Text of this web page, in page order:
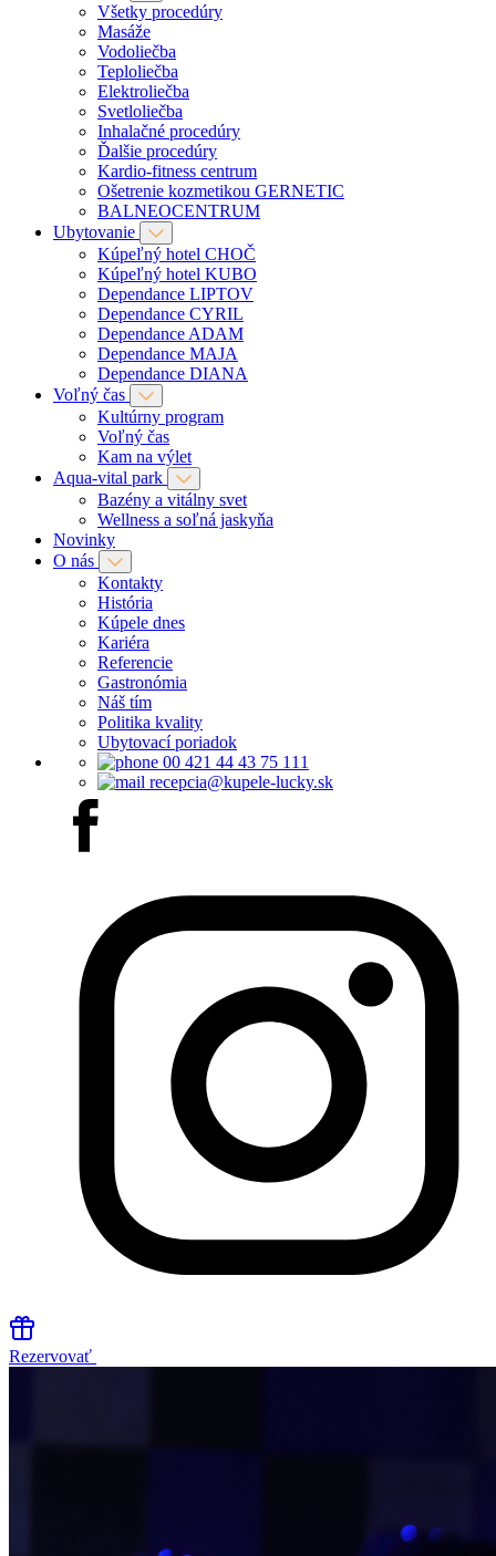
Všetky procedúry
Masáže
Vodoliečba
Teploliečba
Elektroliečba
Svetloliečba
Inhalačné procedúry
Ďalšie procedúry
Kardio-fitness centrum
Ošetrenie kozmetikou GERNETIC
BALNEOCENTRUM
Ubytovanie
Kúpeľný hotel CHOČ
Kúpeľný hotel KUBO
Dependance LIPTOV
Dependance CYRIL
Dependance ADAM
Dependance MAJA
Dependance DIANA
Voľný čas
Kultúrny program
Voľný čas
Kam na výlet
Aqua-vital park
Bazény a vitálny svet
Wellness a soľná jaskyňa
Novinky
O nás
Kontakty
História
Kúpele dnes
Kariéra
Referencie
Gastronómia
Náš tím
Politika kvality
Ubytovací poriadok
00 421 44 43 75 111
recepcia@kupele-lucky.sk
Rezervovať